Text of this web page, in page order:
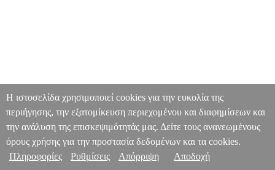
Η ιστοσελίδα χρησιμοποιεί cookies για την ευκολία της
περιήγησης, την εξατομίκευση περιεχομένου και διαφημίσεων και
την ανάλυση της επισκεψιμότητάς μας. Δείτε τους ανανεωμένους
όρους χρήσης για την προστασία δεδομένων και τα cookies.
Πληροφορίες
Ρυθμίσεις Απόρριψη Αποδοχή